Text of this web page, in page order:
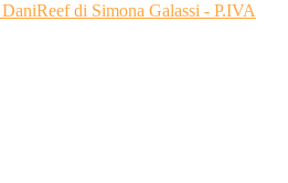
DaniReef di Simona Galassi - P.IVA